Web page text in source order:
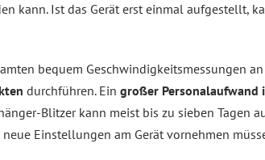
kann. Ist das Gerät erst einmal aufgestellt,
bequem Geschwindigkeitsmessungen
durchführen. Ein großer Personalaufwand
Blitzer kann meist bis zu sieben Tagen
Einstellungen am Gerät vornehmen